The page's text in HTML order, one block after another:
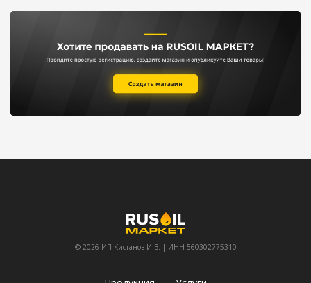
© 2026 ИП Кистанов И.В. | ИНН 560302775310